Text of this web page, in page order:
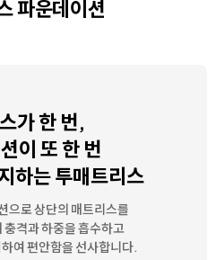
파운데이션
가 한 번,
이 또 한 번
하는 투매트리스
으로 상단의 매트리스를
충격과 하중을 흡수하고
여 편안함을 선사합니다.